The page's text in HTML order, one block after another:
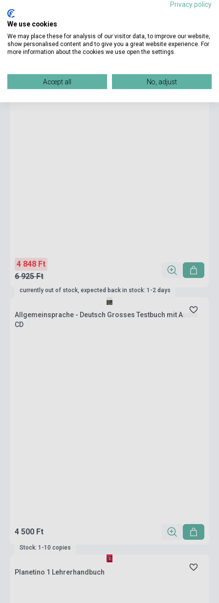
30%
Stock: 1-10 copies
Prima A1 Band 1 Arbeitsbuch mit Audio CD
4 848 Ft
6 925 Ft
currently out of stock, expected back in stock: 1-2 days
Allgemeinsprache - Deutsch Grosses Testbuch mit Audio
CD
4 500 Ft
Stock: 1-10 copies
Planetino 1 Lehrerhandbuch
Privacy policy
We use cookies
We may place these for analysis of our visitor data, to improve our website,
show personalised content and to give you a great website experience. For
more information about the cookies we use open the settings.
Accept all No, adjust